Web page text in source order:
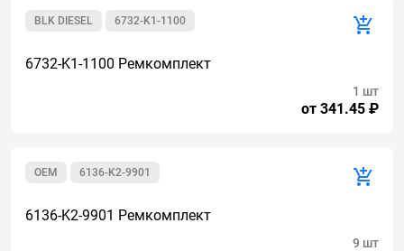
6732-K1-1100
BLK DIESEL
6732-K1-1100 Ремкомплект
от 341.45 ₽
1 шт
6136-K2-9901
OEM
6136-K2-9901 Ремкомплект
9 шт